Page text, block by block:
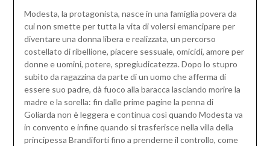
Modesta, la protagonista, nasce in una famiglia povera da
cui non smette per tutta la vita di volersi emancipare per
diventare una donna libera e realizzata, un percorso
costellato di ribellione, piacere sessuale, omicidi, amore per
donne e uomini, potere, spregiudicatezza. Dopo lo stupro
subìto da ragazzina da parte di un uomo che afferma di
essere suo padre, dà fuoco alla baracca lasciando morire la
madre e la sorella: fin dalle prime pagine la penna di
Goliarda non è leggera e continua così quando Modesta va
in convento e infine quando si trasferisce nella villa della
principessa Brandiforti fino a prenderne il controllo, come